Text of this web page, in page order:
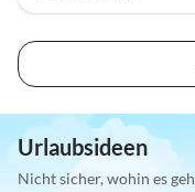
Urlaubsideen
Nicht sicher, wohin es